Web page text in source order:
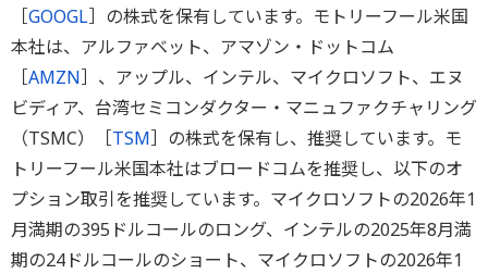
［GOOGL］の株式を保有しています。モトリーフール米国
本社は、アルファベット、アマゾン・ドットコム
［AMZN］、アップル、インテル、マイクロソフト、エヌ
ビディア、台湾セミコンダクター・マニュファクチャリング
（TSMC）［TSM］の株式を保有し、推奨しています。モ
トリーフール米国本社はブロードコムを推奨し、以下のオ
プション取引を推奨しています。マイクロソフトの2026年1
月満期の395ドルコールのロング、インテルの2025年8月満
期の24ドルコールのショート、マイクロソフトの2026年1